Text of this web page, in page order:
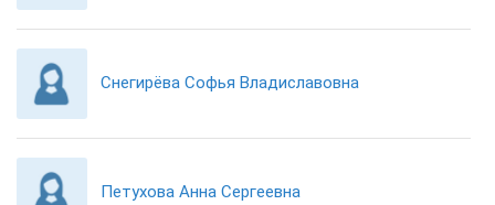
Снегирёва Софья Владиславовна
Петухова Анна Сергеевна